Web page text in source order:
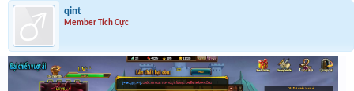
qint
Member Tích Cực